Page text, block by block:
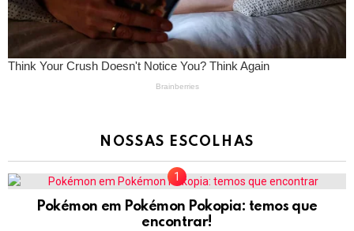
NOSSAS ESCOLHAS
Pokémon em Pokémon Pokopia: temos que
encontrar!